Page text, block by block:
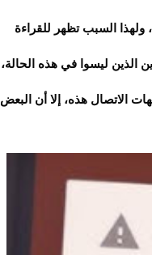
جهة الاتصال مكررة في تطبيقات أو خدمات مختلفة، وليس فقط في بطاقة SIM، ولهذا السبب تظهر للقراءة
الذين ليسوا في هذه الحالة،
الاتصال هذه، إلا أن البعض